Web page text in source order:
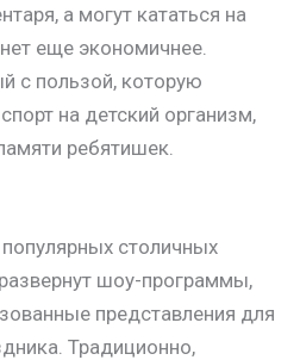
а могут кататься на
еще экономичнее.
с пользой, которую
на детский организм,
ребятишек.
столичных
шоу-программы,
представления для
Традиционно,